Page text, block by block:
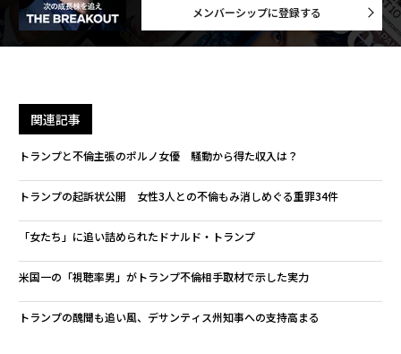
メンバーシップに登録する
関連記事
トランプと不倫主張のポルノ女優 騒動から得た収入は？
トランプの起訴状公開 女性3人との不倫もみ消しめぐる重罪34件
「女たち」に追い詰められたドナルド・トランプ
米国一の「視聴率男」がトランプ不倫相手取材で示した実力
トランプの醜聞も追い風、デサンティス州知事への支持高まる